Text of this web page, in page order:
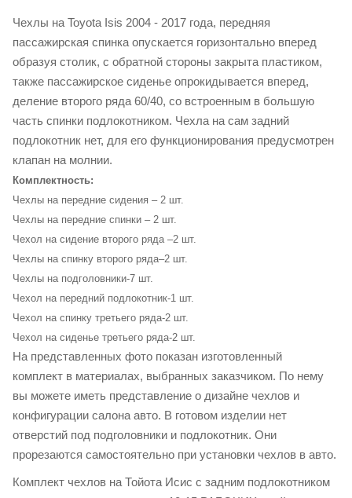
Чехлы на Toyota Isis 2004 - 2017 года, передняя
пассажирская спинка опускается горизонтально вперед
образуя столик, с обратной стороны закрыта пластиком,
также пассажирское сиденье опрокидывается вперед,
деление второго ряда 60/40, со встроенным в большую
часть спинки подлокотником. Чехла на сам задний
подлокотник нет, для его функционирования предусмотрен
клапан на молнии.
Комплектность:
Чехлы на передние сидения – 2 шт.
Чехлы на передние спинки – 2 шт.
Чехол на сидение второго ряда –2 шт.
Чехлы на спинку второго ряда–2 шт.
Чехлы на подголовники-7 шт.
Чехол на передний подлокотник-1 шт.
Чехол на спинку третьего ряда-2 шт.
Чехол на сиденье третьего ряда-2 шт.
На представленных фото показан изготовленный
комплект в материалах, выбранных заказчиком. По нему
вы можете иметь представление о дизайне чехлов и
конфигурации салона авто. В готовом изделии нет
отверстий под подголовники и подлокотник. Они
прорезаются самостоятельно при установки чехлов в авто.
Комплект чехлов на Тойота Исис с задним подлокотником